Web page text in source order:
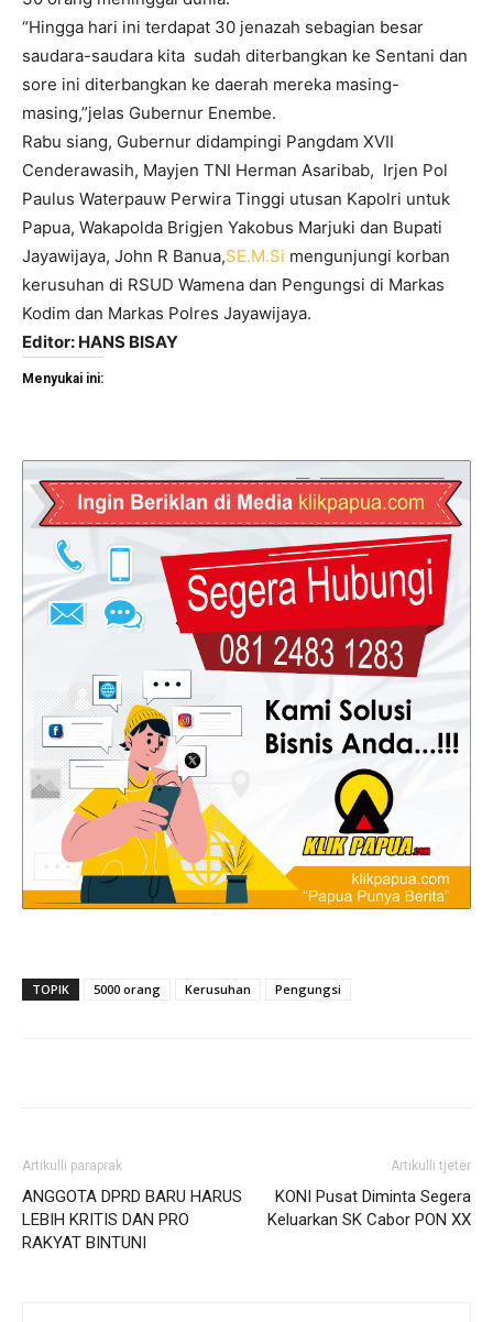
“Hingga hari ini terdapat 30 jenazah sebagian besar
saudara-saudara kita sudah diterbangkan ke Sentani dan
sore ini diterbangkan ke daerah mereka masing-
masing,”jelas Gubernur Enembe.
Rabu siang, Gubernur didampingi Pangdam XVII
Cenderawasih, Mayjen TNI Herman Asaribab, Irjen Pol
Paulus Waterpauw Perwira Tinggi utusan Kapolri untuk
Papua, Wakapolda Brigjen Yakobus Marjuki dan Bupati
Jayawijaya, John R Banua,SE.M.Si mengunjungi korban
kerusuhan di RSUD Wamena dan Pengungsi di Markas
Kodim dan Markas Polres Jayawijaya.
Editor: HANS BISAY
Menyukai ini:
TOPIK 5000 orang Kerusuhan Pengungsi
Artikulli paraprak
ANGGOTA DPRD BARU HARUS
LEBIH KRITIS DAN PRO
RAKYAT BINTUNI
Artikulli tjetër
KONI Pusat Diminta Segera
Keluarkan SK Cabor PON XX